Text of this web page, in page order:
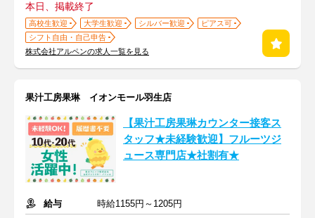
本日、掲載終了
高校生歓迎 大学生歓迎 シルバー歓迎
ピアス可
シフト自由・自己申告
株式会社アルペンの求人一覧を見る
果汁工房果琳 イオンモール羽生店
【果汁工房果琳カウンター接客ス
タッフ★未経験歓迎】フルーツジ
ュース専門店★社割有★
給与
時給1155円～1205円